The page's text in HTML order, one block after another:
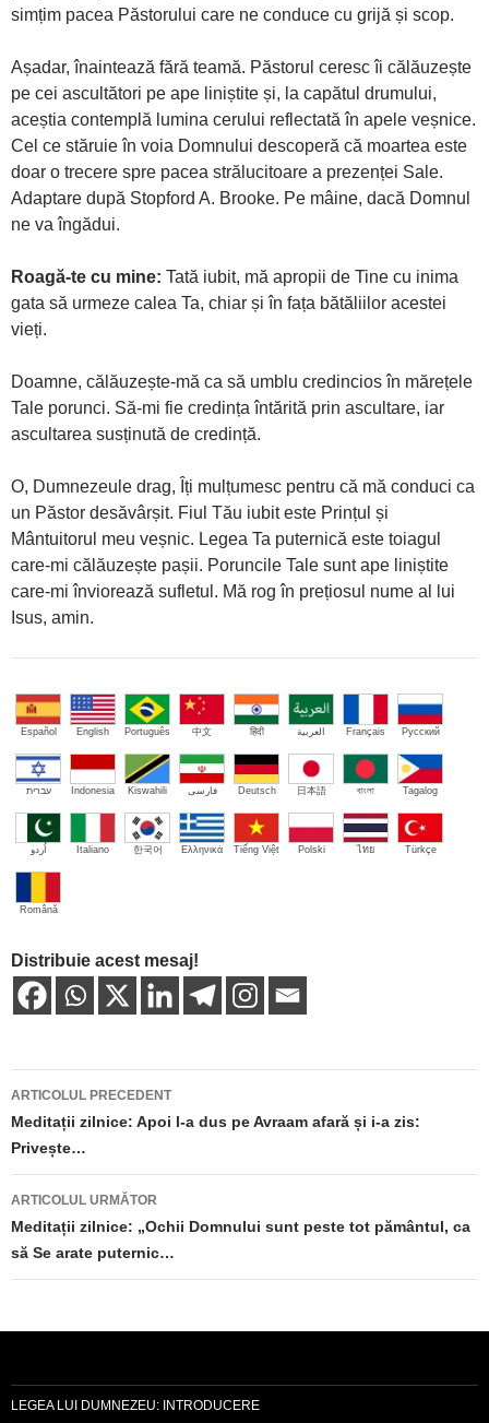
simțim pacea Păstorului care ne conduce cu grijă și scop.
Așadar, înaintează fără teamă. Păstorul ceresc îi călăuzește
pe cei ascultători pe ape liniștite și, la capătul drumului,
aceștia contemplă lumina cerului reflectată în apele veșnice.
Cel ce stăruie în voia Domnului descoperă că moartea este
doar o trecere spre pacea strălucitoare a prezenței Sale.
Adaptare după Stopford A. Brooke. Pe mâine, dacă Domnul
ne va îngădui.
Roagă-te cu mine: Tată iubit, mă apropii de Tine cu inima
gata să urmeze calea Ta, chiar și în fața bătăliilor acestei
vieți.
Doamne, călăuzește-mă ca să umblu credincios în mărețele
Tale porunci. Să-mi fie credința întărită prin ascultare, iar
ascultarea susținută de credință.
O, Dumnezeule drag, Îți mulțumesc pentru că mă conduci ca
un Păstor desăvârșit. Fiul Tău iubit este Prințul și
Mântuitorul meu veșnic. Legea Ta puternică este toiagul
care-mi călăuzește pașii. Poruncile Tale sunt ape liniștite
care-mi înviorează sufletul. Mă rog în prețiosul nume al lui
Isus, amin.
Español English Português 中文 हिंदी العربية Français Русский
עברית Indonesia Kiswahili فارسی Deutsch 日本語 বাংলা Tagalog
اُردو Italiano 한국어 Ελληνικά Tiếng Việt Polski ไทย Türkçe
Română
Distribuie acest mesaj!
Navigare
în
articole
ARTICOLUL PRECEDENT
Meditații zilnice: Apoi l-a dus pe Avraam afară și i-a zis:
Privește…
ARTICOLUL URMĂTOR
Meditații zilnice: „Ochii Domnului sunt peste tot pământul, ca
să Se arate puternic…
LEGEA LUI DUMNEZEU: INTRODUCERE